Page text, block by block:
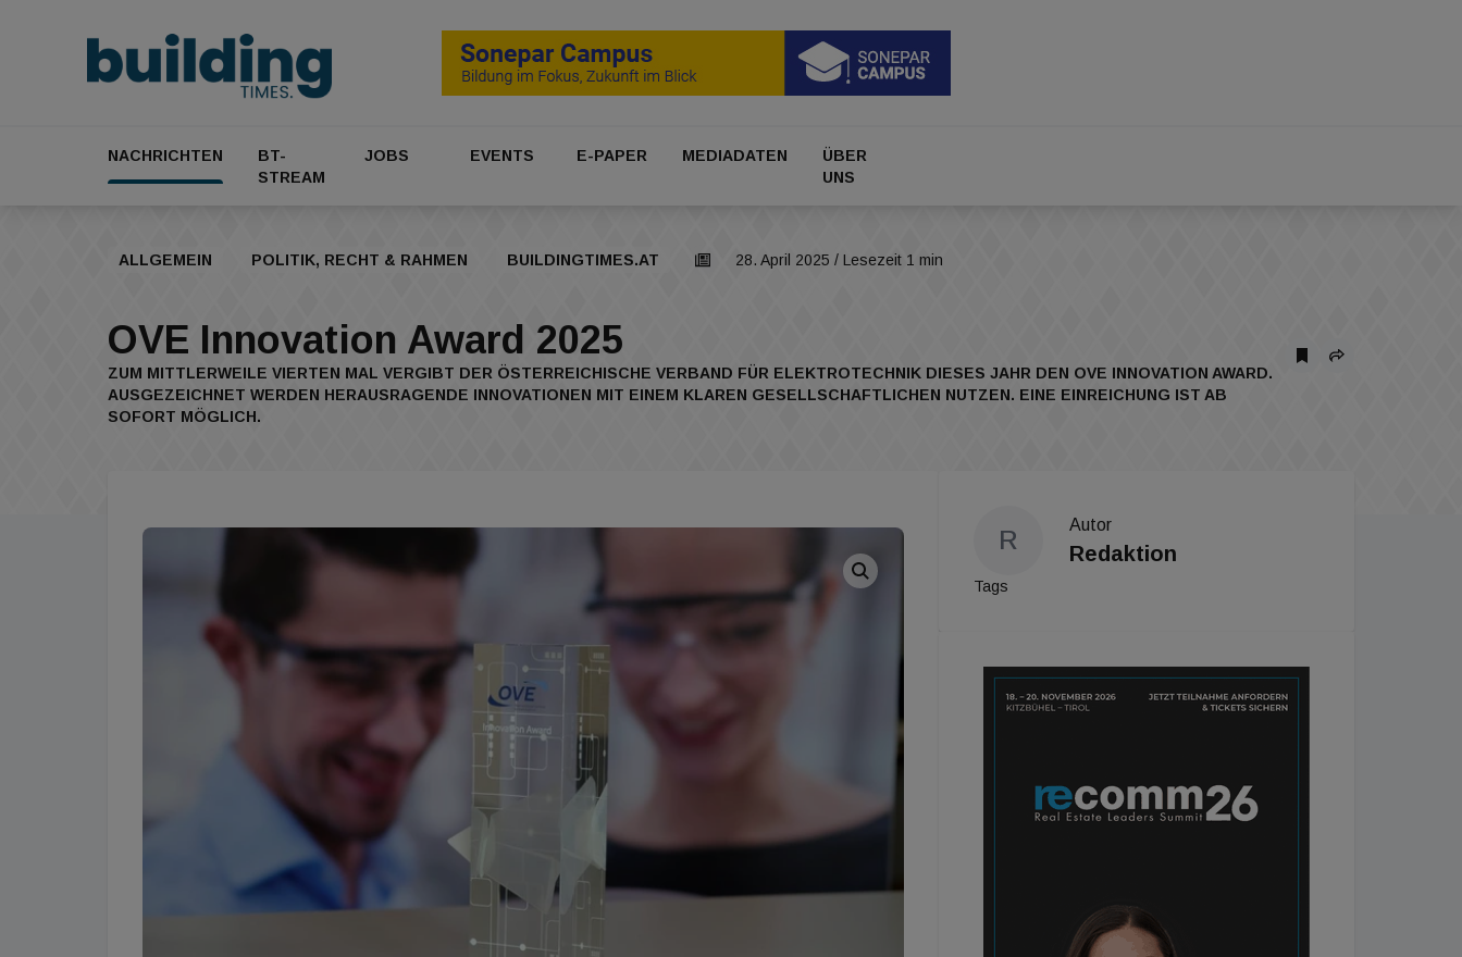
NACHRICHTEN
BT-
STREAM
JOBS EVENTS E-PAPER MEDIADATEN
ÜBER
UNS
ALLGEMEIN POLITIK, RECHT & RAHMEN BUILDINGTIMES.AT 28. April 2025 / Lesezeit 1 min
OVE Innovation Award 2025
ZUM MITTLERWEILE VIERTEN MAL VERGIBT DER ÖSTERREICHISCHE VERBAND FÜR ELEKTROTECHNIK DIESES JAHR DEN OVE INNOVATION AWARD.
AUSGEZEICHNET WERDEN HERAUSRAGENDE INNOVATIONEN MIT EINEM KLAREN GESELLSCHAFTLICHEN NUTZEN. EINE EINREICHUNG IST AB
SOFORT MÖGLICH.
R
Autor
Redaktion
Tags